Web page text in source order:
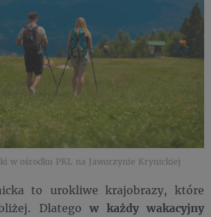
w ośrodku PKL na Jaworzynie Krynickiej
to urokliwe krajobrazy, które
Dlategow każdy wakacyjny